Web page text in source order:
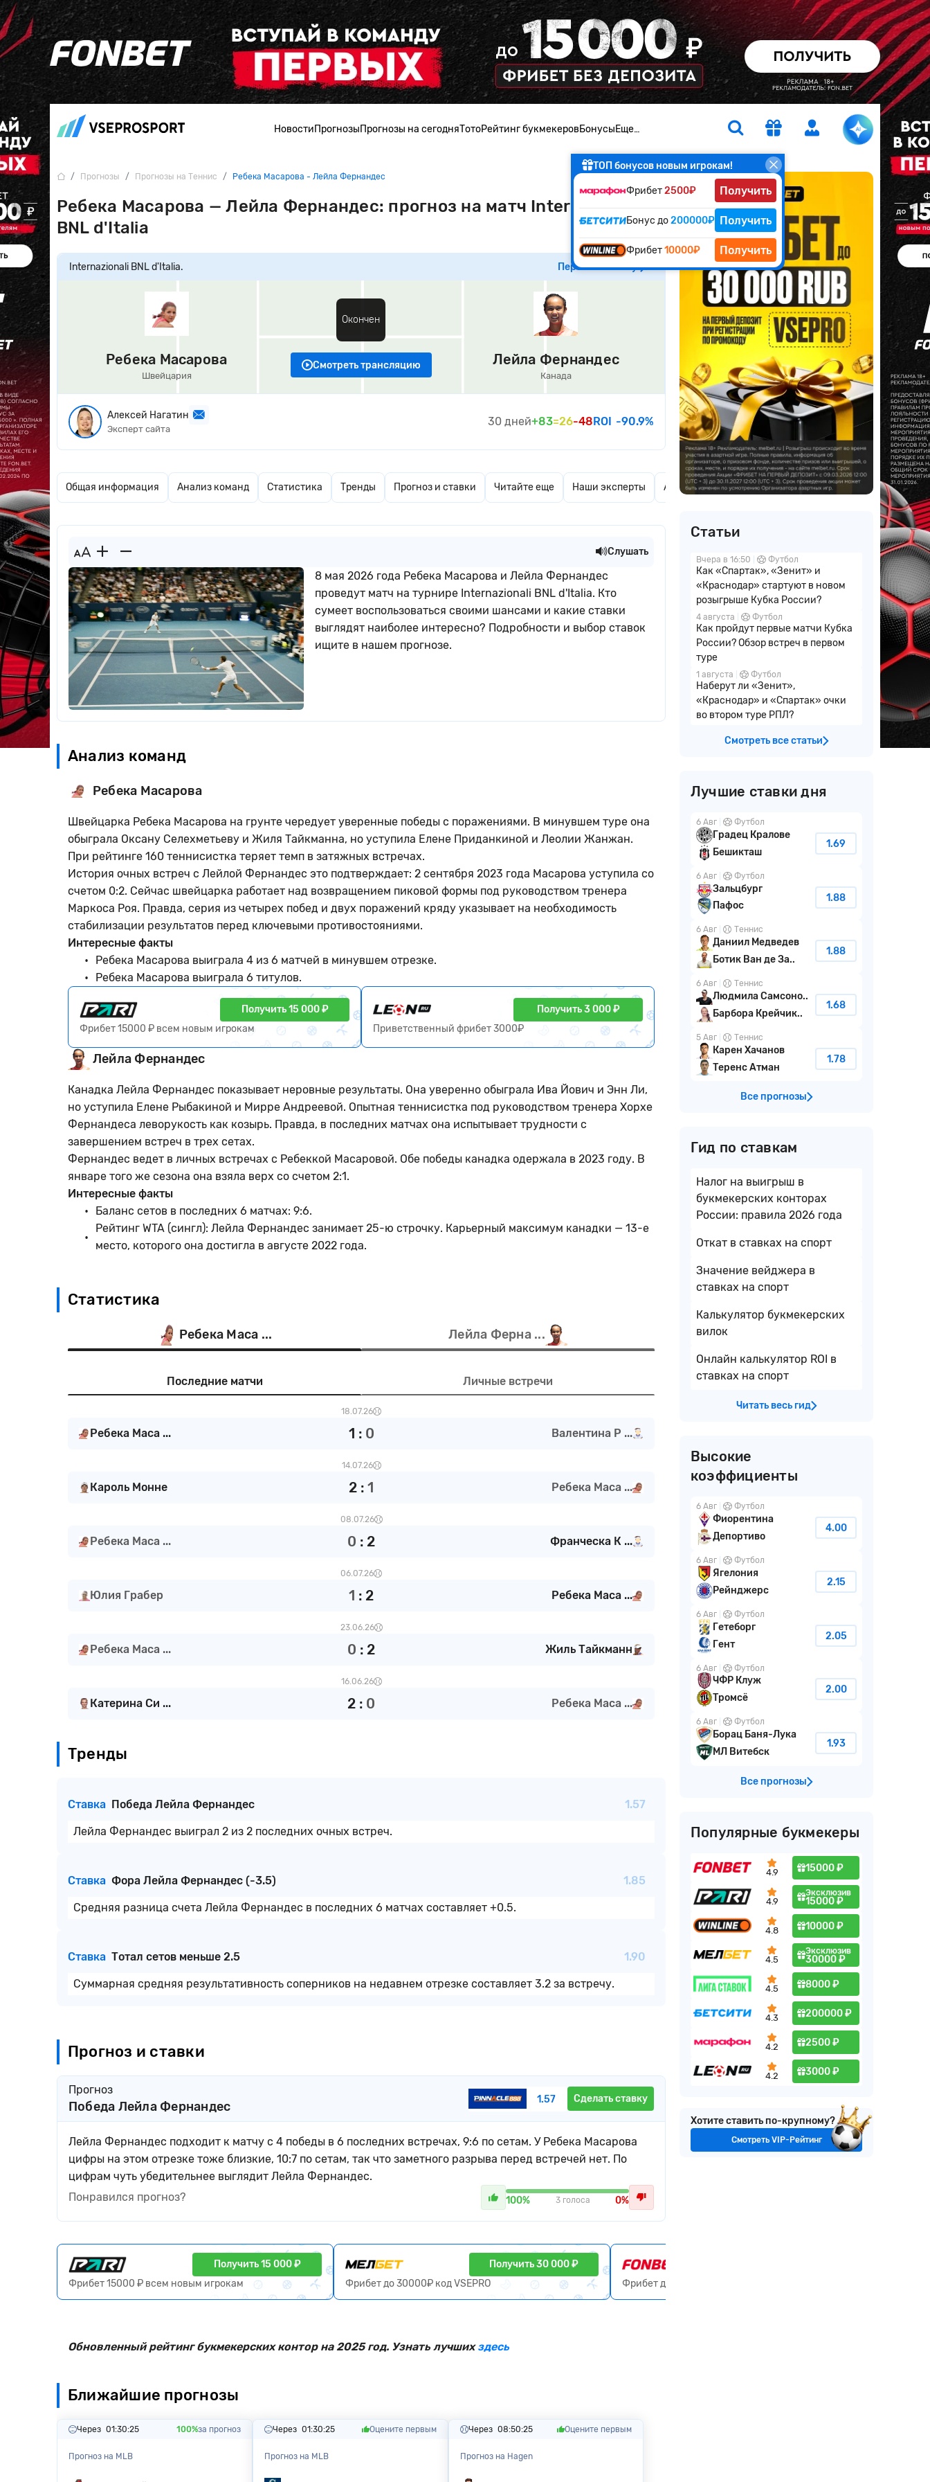
НовостиПрогнозыПрогнозы на сегодняТотоРейтинг букмекеровБонусыЕще…
ТОП бонусов новым игрокам!
Фрибет2500₽ Получить
Бонус до200000₽ Получить
Фрибет10000₽ Получить
Ребека Масарова — Лейла Фернандес: прогноз на матч Internazionali
BNL d'Italia
Прогнозы Прогнозы на Теннис Ребека Масарова - Лейла Фернандес
Internazionali BNL d'Italia. Перейти к матчу
Ребека Масарова
Швейцария
Окончен
Лейла Фернандес
Канада
Смотреть трансляцию
Алексей Нагатин
Эксперт сайта
30 дней+83=26-48ROI -90.9%
Общая информация Анализ команд Статистика Тренды Прогноз и ставки Читайте еще Наши эксперты Актуальные новости Комментарии
Слушать
8 мая 2026 года Ребека Масарова и Лейла Фернандес
проведут матч на турнире Internazionali BNL d'Italia. Кто
сумеет воспользоваться своими шансами и какие ставки
выглядят наиболее интересно? Подробности и выбор ставок
ищите в нашем прогнозе.
Анализ команд
Ребека Масарова
Швейцарка Ребека Масарова на грунте чередует уверенные победы с поражениями. В минувшем туре она
обыграла Оксану Селехметьеву и Жиля Тайкманна, но уступила Елене Приданкиной и Леолии Жанжан.
При рейтинге 160 теннисистка теряет темп в затяжных встречах.
История очных встреч с Лейлой Фернандес это подтверждает: 2 сентября 2023 года Масарова уступила со
счетом 0:2. Сейчас швейцарка работает над возвращением пиковой формы под руководством тренера
Маркоса Роя. Правда, серия из четырех побед и двух поражений кряду указывает на необходимость
стабилизации результатов перед ключевыми противостояниями.
Интересные факты
Ребека Масарова выиграла 4 из 6 матчей в минувшем отрезке.
Ребека Масарова выиграла 6 титулов.
Получить 15 000 ₽
Фрибет 15000 ₽ всем новым игрокам
Получить 3 000 ₽
Приветственный фрибет 3000₽
Лейла Фернандес
Канадка Лейла Фернандес показывает неровные результаты. Она уверенно обыграла Ива Йович и Энн Ли,
но уступила Елене Рыбакиной и Мирре Андреевой. Опытная теннисистка под руководством тренера Хорхе
Фернандеса леворукость как козырь. Правда, в последних матчах она испытывает трудности с
завершением встреч в трех сетах.
Фернандес ведет в личных встречах с Ребеккой Масаровой. Обе победы канадка одержала в 2023 году. В
январе того же сезона она взяла верх со счетом 2:1.
Интересные факты
Баланс сетов в последних 6 матчах: 9:6.
Рейтинг WTA (сингл): Лейла Фернандес занимает 25-ю строчку. Карьерный максимум канадки — 13-е
место, которого она достигла в августе 2022 года.
Статистика
Ребека Маса ... Лейла Ферна ...
Последние матчи Личные встречи
18.07.26
Ребека Маса ... 1 : 0 Валентина Р ...
14.07.26
Кароль Монне 2 : 1 Ребека Маса ...
08.07.26
Ребека Маса ... 0 : 2 Франческа К ...
06.07.26
Юлия Грабер 1 : 2 Ребека Маса ...
23.06.26
Ребека Маса ... 0 : 2 Жиль Тайкманн
16.06.26
Катерина Си ... 2 : 0 Ребека Маса ...
Тренды
Ставка Победа Лейла Фернандес 1.57
Лейла Фернандес выиграл 2 из 2 последних очных встреч.
Ставка Фора Лейла Фернандес (-3.5) 1.85
Средняя разница счета Лейла Фернандес в последних 6 матчах составляет +0.5.
Ставка Тотал сетов меньше 2.5 1.90
Суммарная средняя результативность соперников на недавнем отрезке составляет 3.2 за встречу.
Прогноз и ставки
Прогноз
Победа Лейла Фернандес 1.57 Сделать ставку
Лейла Фернандес подходит к матчу с 4 победы в 6 последних встречах, 9:6 по сетам. У Ребека Масарова
цифры на этом отрезке тоже близкие, 10:7 по сетам, так что заметного разрыва перед встречей нет. По
цифрам чуть убедительнее выглядит Лейла Фернандес.
Понравился прогноз?
100% 3 голоса 0%
Получить 15 000 ₽
Фрибет 15000 ₽ всем новым игрокам
Получить 30 000 ₽
Фрибет до 30000₽ код VSEPRO
Фрибет до 15000₽ всем новым клиентам
Обновленный рейтинг букмекерских контор на 2025 год. Узнать лучшихздесь
Ближайшие прогнозы
Через 01:30:23 100%за прогноз
Прогноз на MLB
Через 01:30:23 Оцените первым
Прогноз на MLB
Через 08:50:23 Оцените первым
Прогноз на Hagen
Статьи
Вчера в 16:50 Футбол
Как «Спартак», «Зенит» и
«Краснодар» стартуют в новом
розыгрыше Кубка России?
4 августа Футбол
Как пройдут первые матчи Кубка
России? Обзор встреч в первом
туре
1 августа Футбол
Наберут ли «Зенит»,
«Краснодар» и «Спартак» очки
во втором туре РПЛ?
Смотреть все статьи
Лучшие ставки дня
6 Авг Футбол
Градец Кралове
Бешикташ
1.69
6 Авг Футбол
Зальцбург
Пафос
1.88
6 Авг Теннис
Даниил Медведев
Ботик Ван де За..
1.88
6 Авг Теннис
Людмила Самсоно..
Барбора Крейчик..
1.68
5 Авг Теннис
Карен Хачанов
Теренс Атман
1.78
Все прогнозы
Гид по ставкам
Налог на выигрыш в
букмекерских конторах
России: правила 2026 года
Откат в ставках на спорт
Значение вейджера в
ставках на спорт
Калькулятор букмекерских
вилок
Онлайн калькулятор ROI в
ставках на спорт
Читать весь гид
Высокие
коэффициенты
6 Авг Футбол
Фиорентина
Депортиво
4.00
6 Авг Футбол
Ягелония
Рейнджерс
2.15
6 Авг Футбол
Гетеборг
Гент
2.05
6 Авг Футбол
ЧФР Клуж
Тромсё
2.00
6 Авг Футбол
Борац Баня-Лука
МЛ Витебск
1.93
Все прогнозы
Популярные букмекеры
4.9 15000 ₽
4.9
Эксклюзив
15000 ₽
4.8 10000 ₽
4.5
Эксклюзив
30000 ₽
4.5 8000 ₽
4.3 200000 ₽
4.2 2500 ₽
4.2 3000 ₽
Хотите ставить по-крупному?
Смотреть VIP-Рейтинг